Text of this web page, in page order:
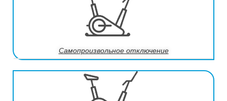
Самопроизвольное отключение